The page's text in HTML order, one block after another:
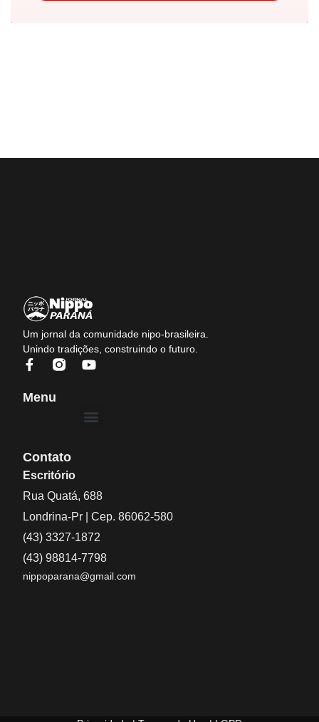
Um jornal da comunidade nipo-brasileira.
Unindo tradições, construindo o futuro.
Menu
Contato
Escritório
Rua Quatá, 688
Londrina-Pr | Cep. 86062-580
(43) 3327-1872
(43) 98814-7798
nippoparana@gmail.com